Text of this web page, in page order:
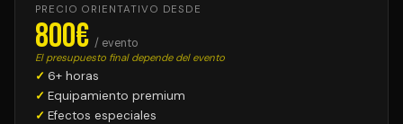
PRECIO ORIENTATIVO DESDE
800€ / evento
El presupuesto final depende del evento
6+ horas
Equipamiento premium
Efectos especiales